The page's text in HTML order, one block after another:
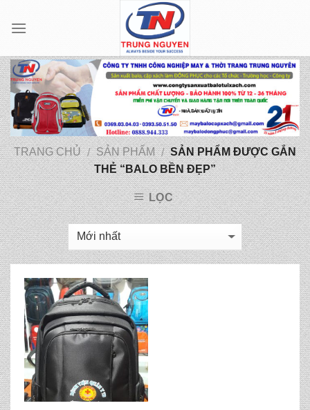
TRANG CHỦ / SẢN PHẨM / SẢN PHẨM ĐƯỢC GẮN
THẺ “BALO BỀN ĐẸP”
LỌC